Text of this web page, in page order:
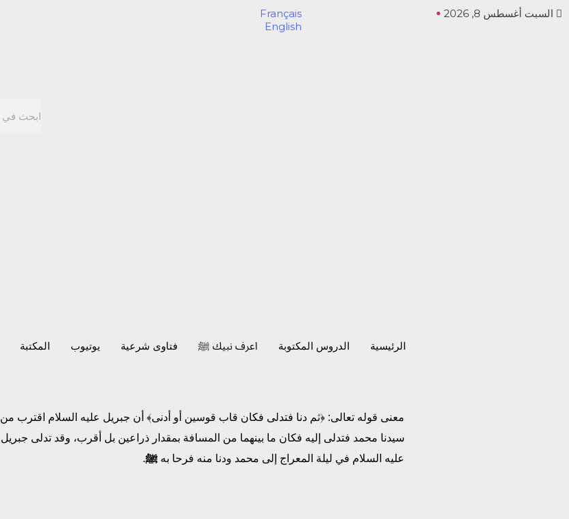
السبت أغسطس 8, 2026
Français
English
الرئيسية الدروس المكتوبة اعرف نبيك ﷺ فتاوى شرعية يوتيوب المكتبة
معنى قوله تعالى: ﴿ثم دنا فتدلى فكان قاب قوسين أو أدنى﴾ أن جبريل عليه السلام اقترب من
سيدنا محمد فتدلى إليه فكان ما بينهما من المسافة بمقدار ذراعين بل أقرب، وقد تدلى جبريل
عليه السلام في ليلة المعراج إلى محمد ودنا منه فرحا به ﷺ.